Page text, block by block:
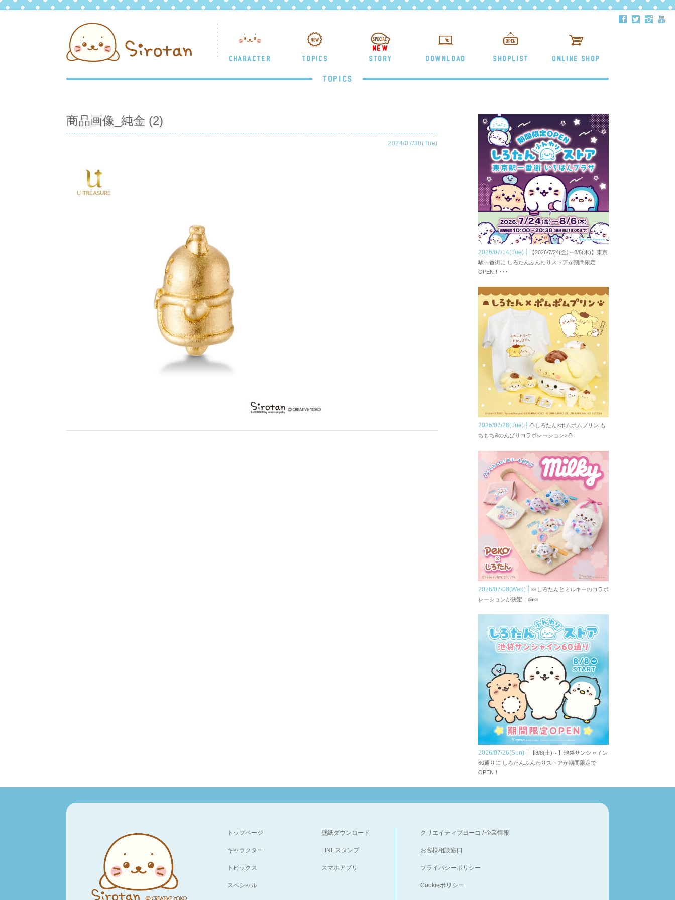
CHARACTER TOPICS
NEW
STORY
DOWNLOAD SHOPLIST ONLINE SHOP
ä å ë ð
TOPICS
商品画像_純金 (2)
2024/07/30(Tue)
2026/07/14(Tue)
【2026/7/24(金)～8/6(木)】東京
駅一番街に しろたんふんわりストアが期間限定
OPEN！･･･
2026/07/28(Tue)
🍮しろたん×ポムポムプリン も
ちもち&のんびりコラボレーション♪🍮
2026/07/08(Wed)
🍬しろたんとミルキーのコラボ
レーションが決定！🍰🍬
2026/07/26(Sun)
【8/8(土)～】池袋サンシャイン
60通りに しろたんふんわりストアが期間限定で
OPEN！
トップページ
キャラクター
トピックス
スペシャル
壁紙ダウンロード
LINEスタンプ
スマホアプリ
クリエイティブヨーコ /企業情報
お客様相談窓口
プライバシーポリシー
Cookieポリシー